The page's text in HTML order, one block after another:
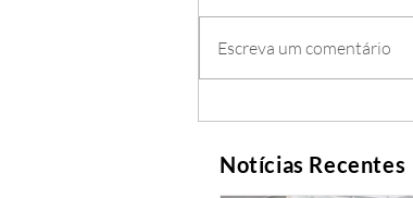
Escreva um comentário
Notícias Recentes